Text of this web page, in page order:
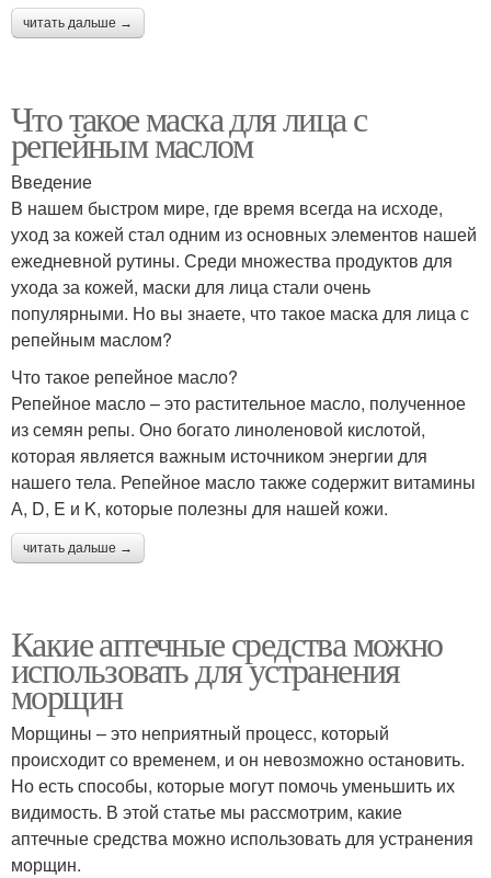
читать дальше →
Что такое маска для лица с
репейным маслом
Введение
В нашем быстром мире, где время всегда на исходе,
уход за кожей стал одним из основных элементов нашей
ежедневной рутины. Среди множества продуктов для
ухода за кожей, маски для лица стали очень
популярными. Но вы знаете, что такое маска для лица с
репейным маслом?
Что такое репейное масло?
Репейное масло – это растительное масло, полученное
из семян репы. Оно богато линоленовой кислотой,
которая является важным источником энергии для
нашего тела. Репейное масло также содержит витамины
А, D, E и K, которые полезны для нашей кожи.
читать дальше →
Какие аптечные средства можно
использовать для устранения
морщин
Морщины – это неприятный процесс, который
происходит со временем, и он невозможно остановить.
Но есть способы, которые могут помочь уменьшить их
видимость. В этой статье мы рассмотрим, какие
аптечные средства можно использовать для устранения
морщин.